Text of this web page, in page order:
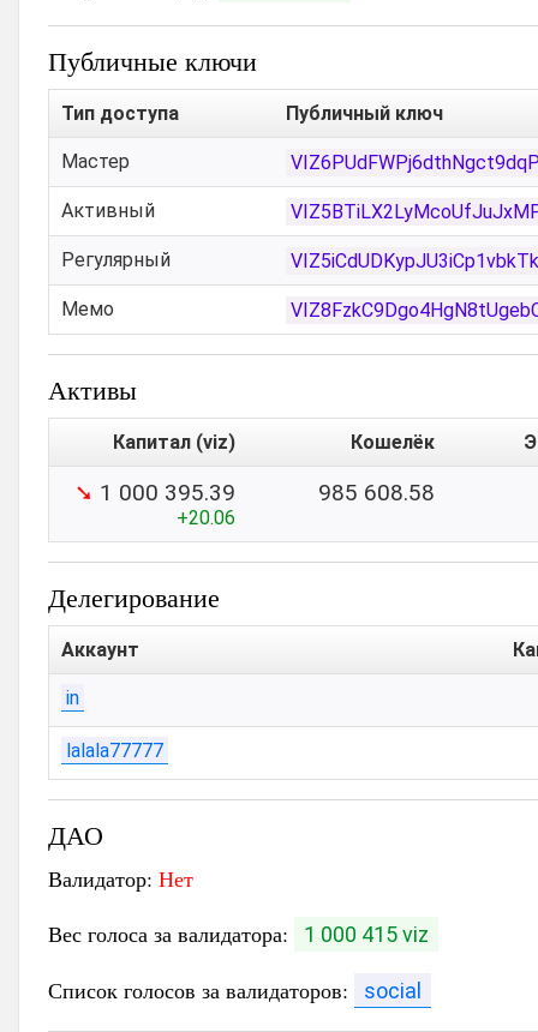
Публичные ключи
Тип доступа Публичный ключ
Мастер
Активный
Регулярный
Мемо
Активы
Капитал (viz) Кошелёк
➘ 1 000 395.39
+20.06
985 608.58
Делегирование
Аккаунт
in
lalala77777
ДАО
Валидатор: Нет
Вес голоса за валидатора:
1 000 415 viz
Список голосов за валидаторов: social